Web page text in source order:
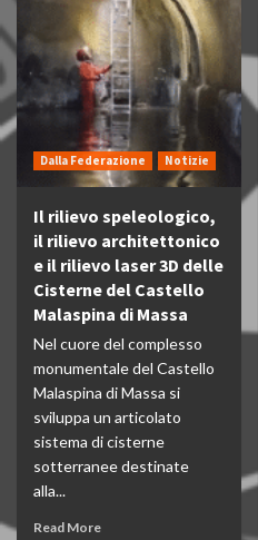
Dalla Federazione Notizie
Il rilievo speleologico,
il rilievo architettonico
e il rilievo laser 3D delle
Cisterne del Castello
Malaspina di Massa
Nel cuore del complesso
monumentale del Castello
Malaspina di Massa si
sviluppa un articolato
sistema di cisterne
sotterranee destinate
alla...
Read More